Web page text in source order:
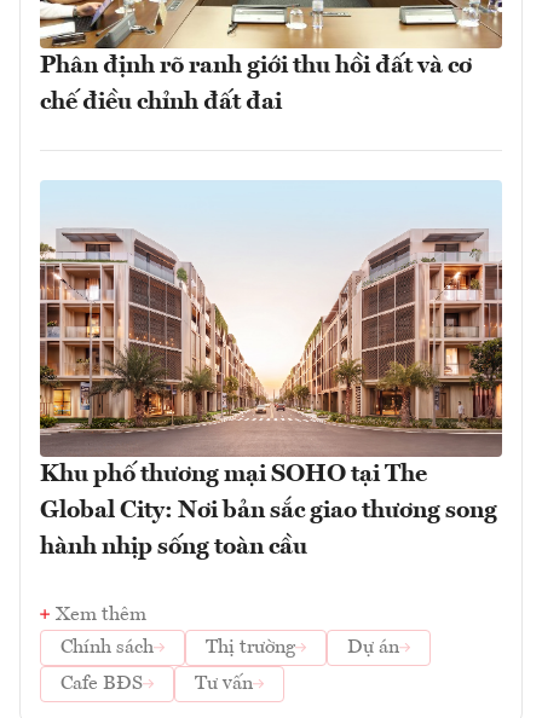
Phân định rõ ranh giới thu hồi đất và cơ
chế điều chỉnh đất đai
Khu phố thương mại SOHO tại The
Global City: Nơi bản sắc giao thương song
hành nhịp sống toàn cầu
Xem thêm
Chính sách
Thị trường
Dự án
Cafe BĐS
Tư vấn